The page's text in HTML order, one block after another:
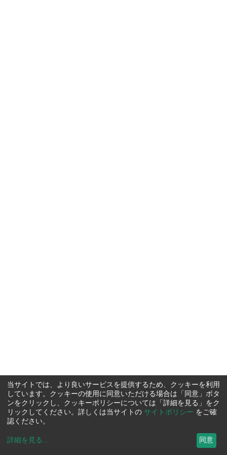
当サイトでは、より良いサービスを提供するため、クッキーを利用
しています。クッキーの使用に同意いただける場合は「同意」ボタ
ンをクリックし、クッキーポリシーについては「詳細を見る」をク
リックしてください。詳しくは当サイトの サイトポリシー をご確
認ください。
詳細を見る ... 同意